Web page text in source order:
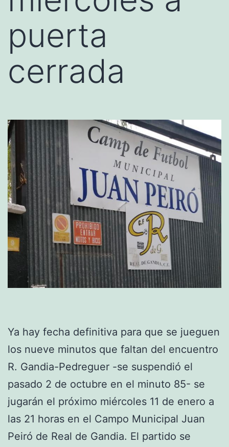
puerta
cerrada
Ya hay fecha definitiva para que se jueguen
los nueve minutos que faltan del encuentro
R. Gandia-Pedreguer -se suspendió el
pasado 2 de octubre en el minuto 85- se
jugarán el próximo miércoles 11 de enero a
las 21 horas en el Campo Municipal Juan
Peiró de Real de Gandia. El partido se